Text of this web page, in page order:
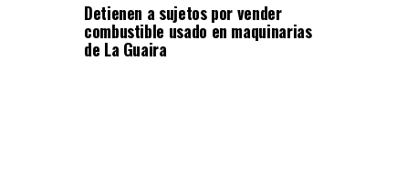
Detienen a sujetos por vender
combustible usado en maquinarias
de La Guaira